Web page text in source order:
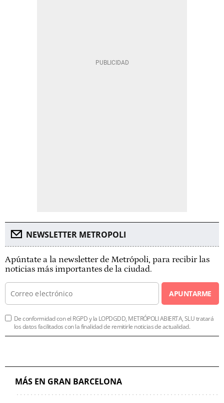
NEWSLETTER METROPOLI
Apúntate a la newsletter de Metrópoli, para recibir las
noticias más importantes de la ciudad.
APUNTARME
De conformidad con el RGPD y la LOPDGDD, METRÓPOLI ABIERTA, SLU tratará
los datos facilitados con la finalidad de remitirle noticias de actualidad.
MÁS EN GRAN BARCELONA